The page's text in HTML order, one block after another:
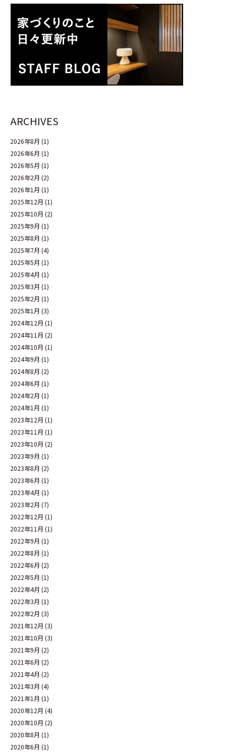
ARCHIVES
2026年8月 (1)
2026年6月 (1)
2026年5月 (1)
2026年2月 (2)
2026年1月 (1)
2025年12月 (1)
2025年10月 (2)
2025年9月 (1)
2025年8月 (1)
2025年7月 (4)
2025年5月 (1)
2025年4月 (1)
2025年3月 (1)
2025年2月 (1)
2025年1月 (3)
2024年12月 (1)
2024年11月 (2)
2024年10月 (1)
2024年9月 (1)
2024年8月 (2)
2024年6月 (1)
2024年2月 (1)
2024年1月 (1)
2023年12月 (1)
2023年11月 (1)
2023年10月 (2)
2023年9月 (1)
2023年8月 (2)
2023年6月 (1)
2023年4月 (1)
2023年2月 (7)
2022年12月 (1)
2022年11月 (1)
2022年9月 (1)
2022年8月 (1)
2022年6月 (2)
2022年5月 (1)
2022年4月 (2)
2022年3月 (1)
2022年2月 (3)
2021年12月 (3)
2021年10月 (3)
2021年9月 (2)
2021年6月 (2)
2021年4月 (2)
2021年3月 (4)
2021年1月 (1)
2020年12月 (4)
2020年10月 (2)
2020年8月 (1)
2020年6月 (1)